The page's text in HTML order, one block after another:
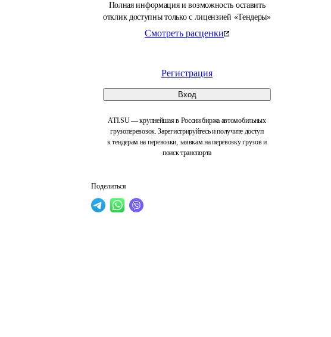
Полная информация и возможность оставить
отклик доступны только с лицензией «Тендеры»
Смотреть расценки
Регистрация
Вход
ATI.SU — крупнейшая в России биржа автомобильных
грузоперевозок. Зарегистрируйтесь и получите доступ
к тендерам на перевозки, заявкам на перевозку грузов и
поиск транспорта
Поделиться